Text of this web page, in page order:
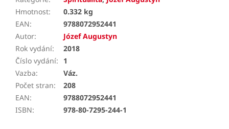
Hmotnost:
0.332 kg
EAN:
9788072952441
Autor:
Józef Augustyn
Rok vydání:
2018
Číslo vydání:
1
Vazba:
Váz.
Počet stran:
208
EAN:
9788072952441
ISBN: 978-80-7295-244-1